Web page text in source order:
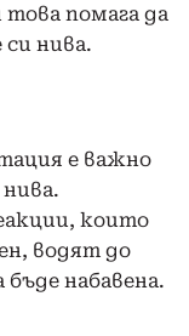
помага да
нива.
е важно
които
водят до
бъде набавена.